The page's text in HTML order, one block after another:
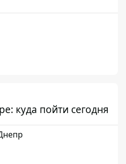
куда пойти сегодня